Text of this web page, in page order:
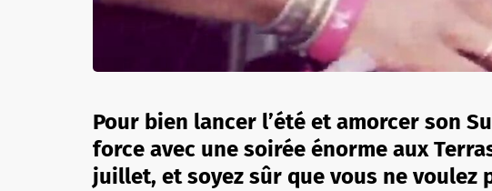
Pour bien lancer l’été et amorcer son
force avec une soirée énorme aux
juillet, et soyez sûr que vous ne voulez